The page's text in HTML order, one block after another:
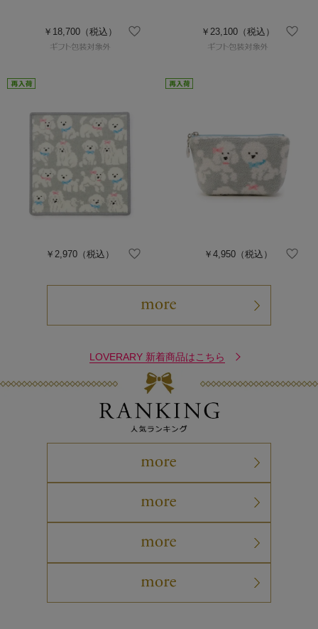
￥18,700（税込） ￥23,100 （税込）
￥2,970 （税込） ￥4,950（税込）
LOVERARY 新着商品はこちら